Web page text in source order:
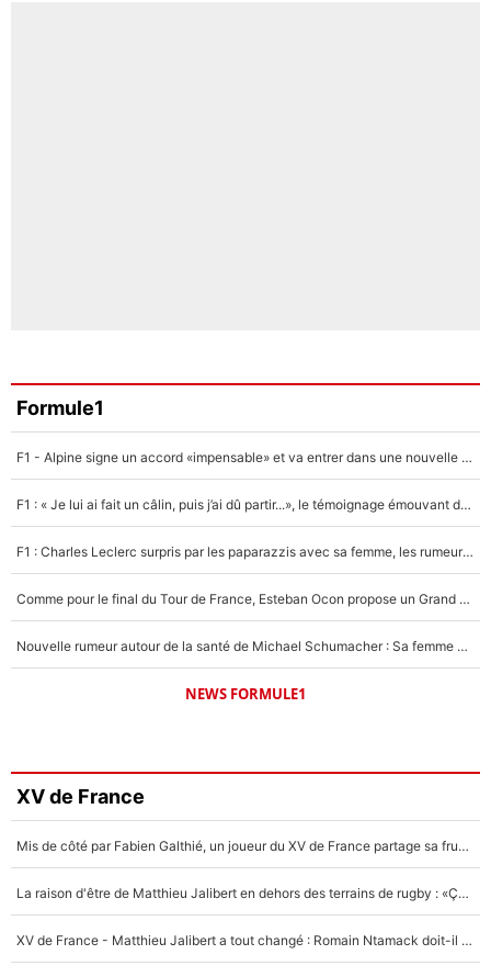
Formule1
F1 - Alpine signe un accord «impensable» et va entrer dans une nouvelle dimension : Grande nouvelle pour Pierre Gasly !
F1 : « Je lui ai fait un câlin, puis j’ai dû partir...», le témoignage émouvant de Max Verstappen sur sa fille
F1 : Charles Leclerc surpris par les paparazzis avec sa femme, les rumeurs étaient vraies !
Comme pour le final du Tour de France, Esteban Ocon propose un Grand Prix de Formule 1 à Paris : «Autour de l’Arc de Triomphe, ce serait génial» !
Nouvelle rumeur autour de la santé de Michael Schumacher : Sa femme Corinna sort du silence
NEWS FORMULE1
XV de France
Mis de côté par Fabien Galthié, un joueur du XV de France partage sa frustration : «ils ne me l’ont pas dit tout de suite»
La raison d'être de Matthieu Jalibert en dehors des terrains de rugby : «Ça m'atteint autant que si tu touches à un membre de ma famille»
XV de France - Matthieu Jalibert a tout changé : Romain Ntamack doit-il s’inquiéter pour sa place à un an de la Coupe du monde ?